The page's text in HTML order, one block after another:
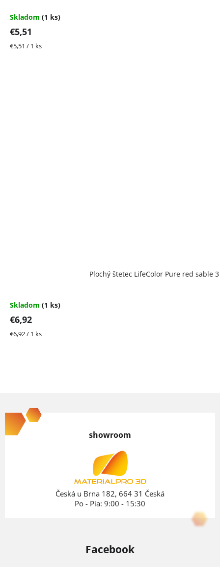
Skladom (1 ks)
€5,51
Jednotková
€5,51 / 1 ks
Plochý štetec LifeColor Pure red sable 3
Skladom (1 ks)
€6,92
Jednotková
€6,92 / 1 ks
á
p
showroom
Česká u Brna 182, 664 31 Česká
Po - Pia: 9:00 - 15:30
Facebook